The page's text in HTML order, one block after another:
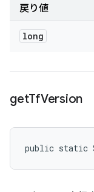
戻り値
long
getTfVersion
public static